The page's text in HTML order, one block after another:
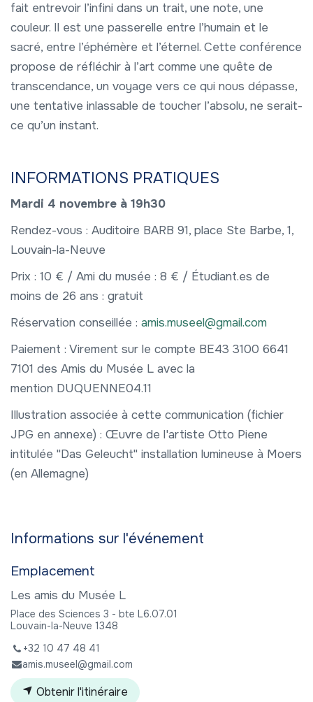
fait entrevoir l’infini dans un trait, une note, une
couleur. Il est une passerelle entre l’humain et le
sacré, entre l’éphémère et l’éternel. Cette conférence
propose de réfléchir à l’art comme une quête de
transcendance, un voyage vers ce qui nous dépasse,
une tentative inlassable de toucher l’absolu, ne serait-
ce qu’un instant.
INFORMATIONS PRATIQUES
Mardi 4 novembre à 19h30
Rendez-vous : Auditoire BARB 91, place Ste Barbe, 1,
Louvain-la-Neuve
Prix : 10 € / Ami du musée : 8 € / Étudiant.es de
moins de 26 ans : gratuit
Réservation conseillée : amis.museel@gmail.com
Paiement : Virement sur le compte BE43 3100 6641
7101 des Amis du Musée L avec la
mention DUQUENNE04.11
Illustration associée à cette communication (fichier
JPG en annexe) : Œuvre de l'artiste Otto Piene
intitulée "Das Geleucht" installation lumineuse à Moers
(en Allemagne)
Informations sur l'événement
Emplacement
Les amis du Musée L
Place des Sciences 3 - bte L6.07.01
Louvain-la-Neuve 1348
+32 10 47 48 41
amis.museel@gmail.com
Obtenir l'itinéraire